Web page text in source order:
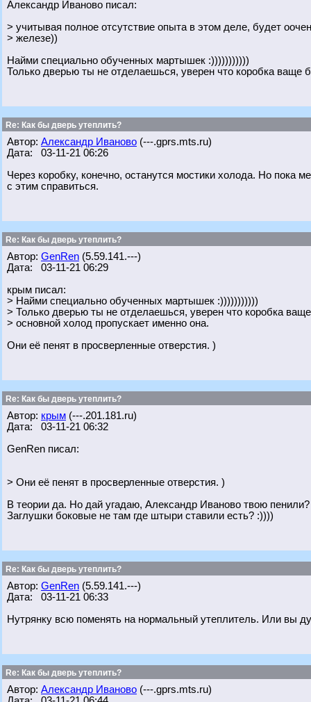
Александр Иваново писал:
> учитывая полное отсутствие опыта в этом деле, будет
> железе))
Найми специально обученных мартышек :)))))))))))
Только дверью ты не отделаешься, уверен что коробка ваще
Re: Как бы дверь утеплить?
Автор: Александр Иваново (---.gprs.mts.ru)
Дата: 03-11-21 06:26
Через коробку, конечно, останутся мостики холода. Но пока
с этим справиться.
Re: Как бы дверь утеплить?
Автор: GenRen (5.59.141.---)
Дата: 03-11-21 06:29
крым писал:
> Найми специально обученных мартышек :)))))))))))
> Только дверью ты не отделаешься, уверен что коробка
> основной холод пропускает именно она.
Они её пенят в просверленные отверстия. )
Re: Как бы дверь утеплить?
Автор: крым (---.201.181.ru)
Дата: 03-11-21 06:32
GenRen писал:
> Они её пенят в просверленные отверстия. )
В теории да. Но дай угадаю, Александр Иваново твою
Заглушки боковые не там где штыри ставили есть? :))))
Re: Как бы дверь утеплить?
Автор: GenRen (5.59.141.---)
Дата: 03-11-21 06:33
Нутрянку всю поменять на нормальный утеплитель. Или вы
Re: Как бы дверь утеплить?
Автор: Александр Иваново (---.gprs.mts.ru)